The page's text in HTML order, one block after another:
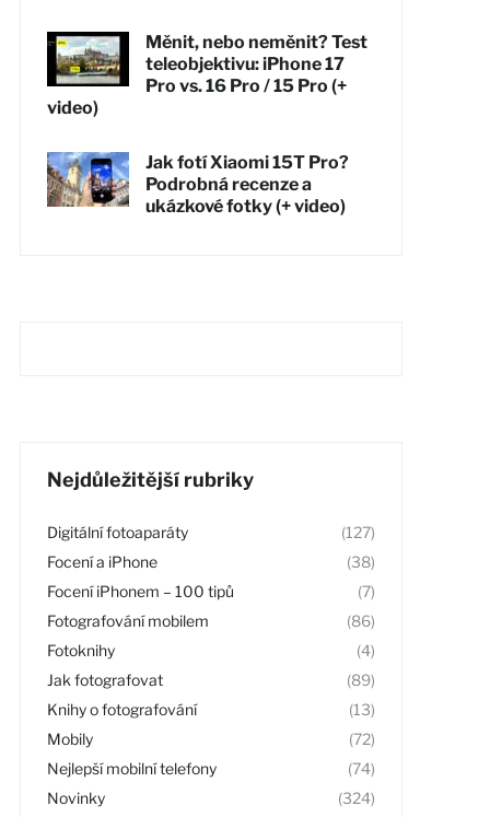
Měnit, nebo neměnit? Test
teleobjektivu: iPhone 17
Pro vs. 16 Pro / 15 Pro (+
video)
Jak fotí Xiaomi 15T Pro?
Podrobná recenze a
ukázkové fotky (+ video)
Nejdůležitější rubriky
Digitální fotoaparáty
(127)
Focení a iPhone
(38)
Focení iPhonem – 100 tipů
(7)
Fotografování mobilem
(86)
Fotoknihy
(4)
Jak fotografovat
(89)
Knihy o fotografování
(13)
Mobily
(72)
Nejlepší mobilní telefony
(74)
Novinky
(324)